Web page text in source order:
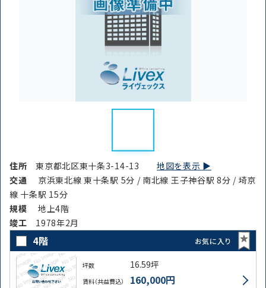
住所東京都北区東十条3-14-13地図を表示 ▶︎
交通
京浜東北線 東十条駅 5分 / 南北線 王子神谷駅 8分 / 埼京
線 十条駅 15分
規模
地上4階
竣⼯ 1978年2月
4階 お気に入り
坪数 16.59坪
賃料（共益費込） 160,000円